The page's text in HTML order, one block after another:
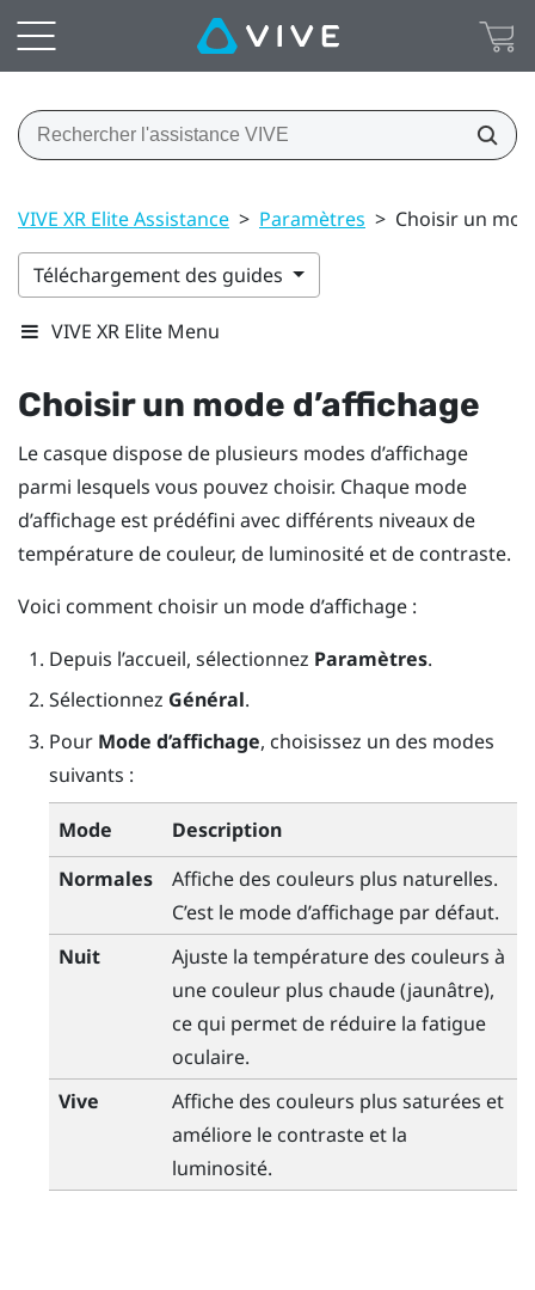
VIVE XR Elite Assistance > Paramètres > Choisir un
Téléchargement des guides
VIVE XR Elite Menu
Choisir un mode d’affichage
Le casque dispose de plusieurs modes d’affichage
parmi lesquels vous pouvez choisir. Chaque mode
d’affichage est prédéfini avec différents niveaux de
température de couleur, de luminosité et de contraste.
Voici comment choisir un mode d’affichage :
Depuis l’accueil, sélectionnez Paramètres.
Sélectionnez Général.
Pour Mode d’affichage, choisissez un des modes
suivants :
Mode
Description
Normales
Affiche des couleurs plus naturelles.
C’est le mode d’affichage par défaut.
Nuit
Ajuste la température des couleurs à
une couleur plus chaude (jaunâtre),
ce qui permet de réduire la fatigue
oculaire.
Vive
Affiche des couleurs plus saturées et
améliore le contraste et la
luminosité.